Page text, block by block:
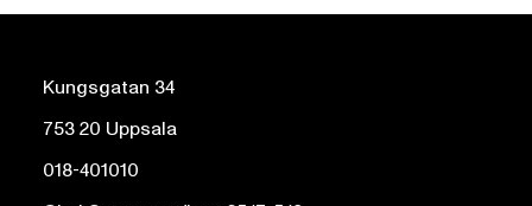
Kungsgatan 34
753 20 Uppsala
018-401010